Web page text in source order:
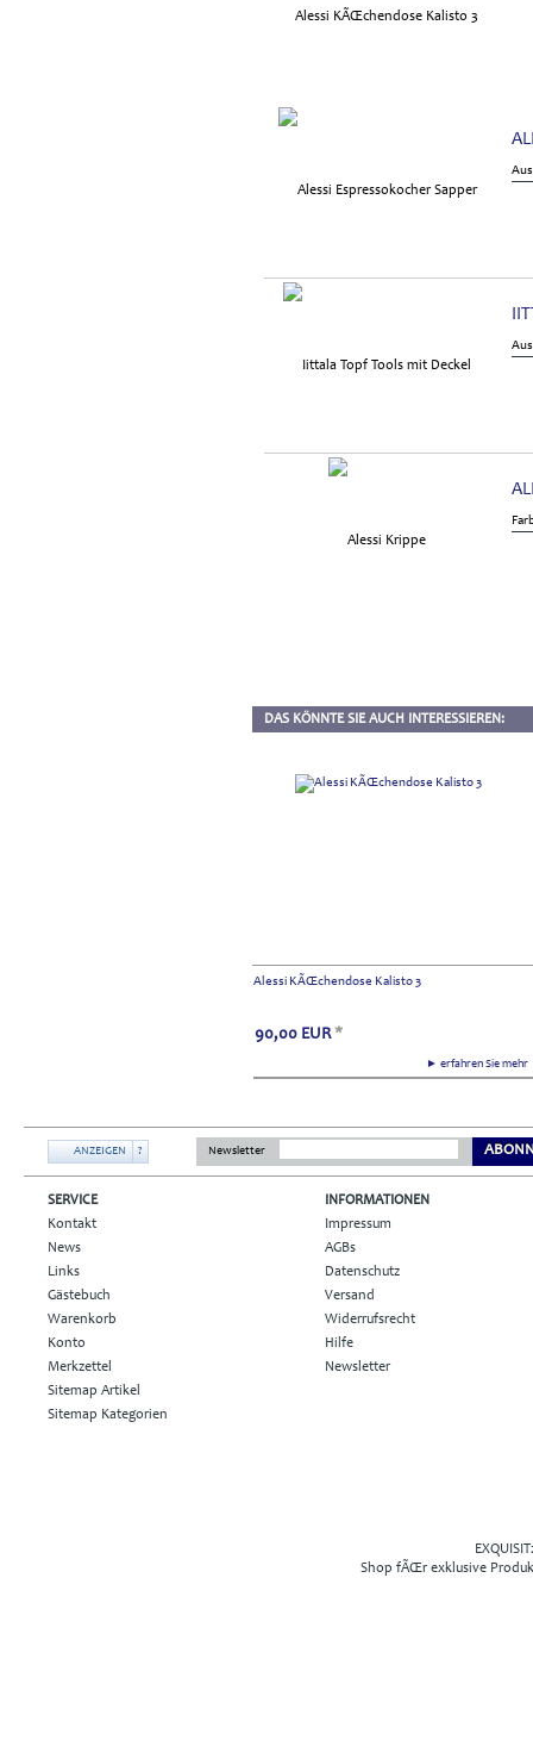
DAS KÖNNTE SIE AUCH INTERESSIEREN:
Alessi KÃŒchendose Kalisto 3
► erfahren Sie
90,00 EUR *
ANZEIGEN ? Newsletter
SERVICE
Kontakt
News
Links
Gästebuch
Warenkorb
Konto
Merkzettel
Sitemap Artikel
Sitemap Kategorien
INFORMATIONEN
Impressum
AGBs
Datenschutz
Versand
Widerrufsrecht
Hilfe
Newsletter
Shop fÃŒr exklusive